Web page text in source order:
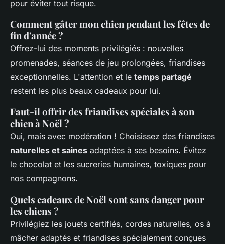
pour éviter tout risque.
Comment gâter mon chien pendant les fêtes de
fin d'année ?
Offrez-lui des moments privilégiés : nouvelles
promenades, séances de jeu prolongées, friandises
exceptionnelles. L'attention et le temps partagé
restent les plus beaux cadeaux pour lui.
Faut-il offrir des friandises spéciales à son
chien à Noël ?
Oui, mais avec modération ! Choisissez des friandises
naturelles et saines adaptées à ses besoins. Évitez
le chocolat et les sucreries humaines, toxiques pour
nos compagnons.
Quels cadeaux de Noël sont sans danger pour
les chiens ?
Privilégiez les jouets certifiés, cordes naturelles, os à
mâcher adaptés et friandises spécialement conçues